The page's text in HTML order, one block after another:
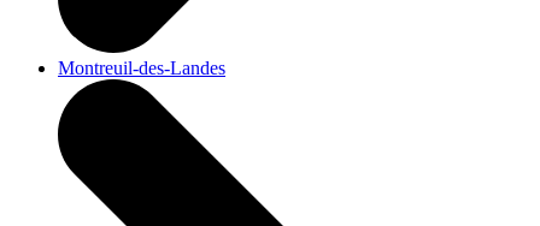
Montreuil-des-Landes